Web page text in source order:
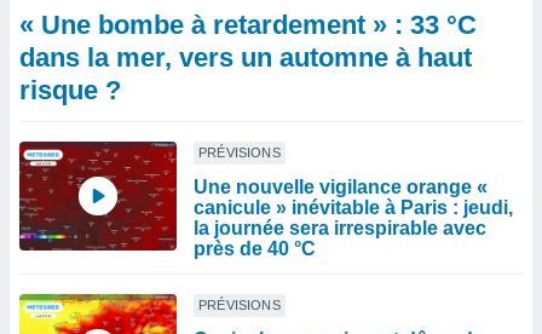
« Une bombe à retardement » : 33 °C
dans la mer, vers un automne à haut
risque ?
PRÉVISIONS
Une nouvelle vigilance orange «
canicule » inévitable à Paris : jeudi,
la journée sera irrespirable avec
près de 40 °C
PRÉVISIONS